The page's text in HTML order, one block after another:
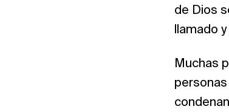
de Dios
llamado
Muchas